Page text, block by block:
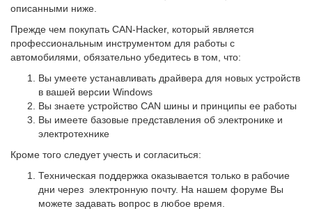
описанными ниже.
Прежде чем покупать CAN-Hacker, который является
профессиональным инструментом для работы с
автомобилями, обязательно убедитесь в том, что:
Вы умеете устанавливать драйвера для новых устройств
в вашей версии Windows
Вы знаете устройство CAN шины и принципы ее работы
Вы имеете базовые представления об электронике и
электротехнике
Кроме того следует учесть и согласиться:
Техническая поддержка оказывается только в рабочие
дни через электронную почту. На нашем форуме Вы
можете задавать вопрос в любое время.